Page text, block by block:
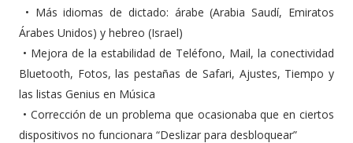
• Más idiomas de dictado: árabe (Arabia Saudí, Emiratos
Árabes Unidos) y hebreo (Israel)
• Mejora de la estabilidad de Teléfono, Mail, la conectividad
Bluetooth, Fotos, las pestañas de Safari, Ajustes, Tiempo y
las listas Genius en Música
• Corrección de un problema que ocasionaba que en ciertos
dispositivos no funcionara “Deslizar para desbloquear”